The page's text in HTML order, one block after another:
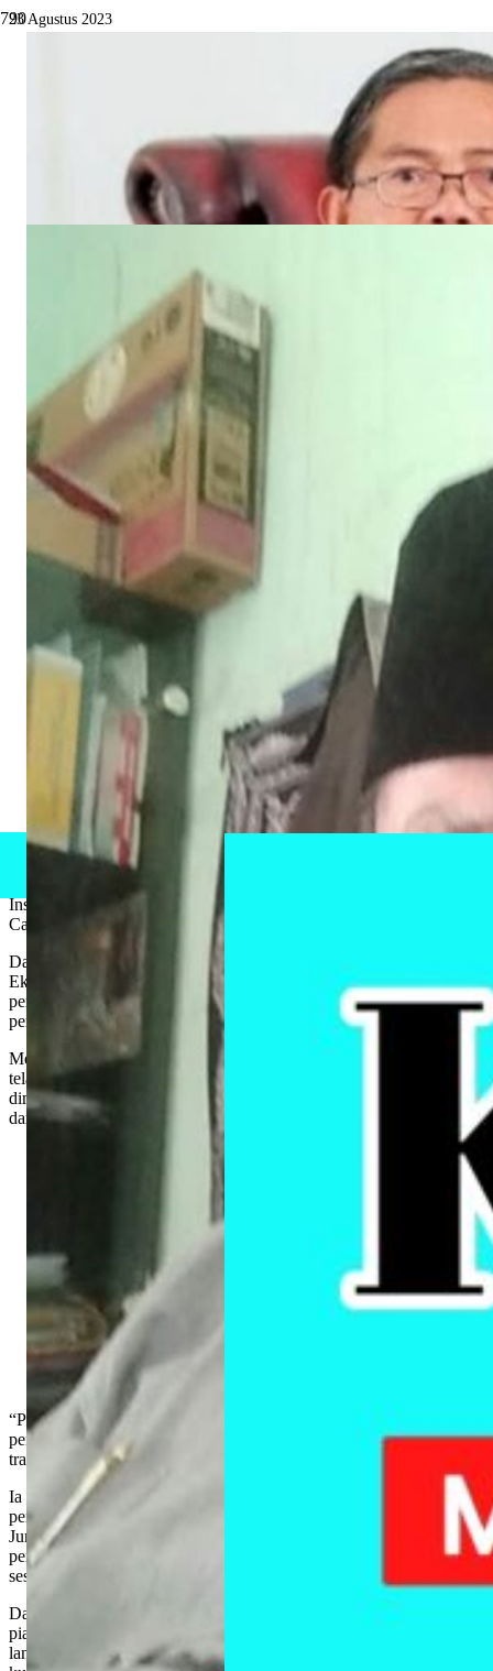
23 Agustus 2023
Buka Larwasda, Sekda Serahkan Piagam
Apresiasi Jangka Waktu Penyelesaian
Jateng – Bertempat di Ruang Penjawi Setda, Rabu (23/8), Sekretaris
Daerah Kabupaten Pati Jawa Tengah, Jumani, resmi membuka acara
Gelar Pengawasan Daerah Pemerintah Kabupaten Pati tahun 2023.
Turut hadir dalam kesempatan tersebut, Inspektur Provinsi Jateng,
Inspektur Kabupaten Pati, Kepala OPD, para Kepala Sekolah,
Camat, serta Kepala Desa, dan tamu undangan lainnya.
Dalam kesempatan tersebut Inspektur Daerah Kabupaten Pati Agus
Eko Wibowo menyampaikan laporan terkait informasi hasil
pembinaan dan pengawasan tahun 2022 serta tindak lanjut hasil
pemeriksaan daerah Kabupaten Pati tahun 2022.
Menurut Sekda Pati, semangat reformasi birokrasi di Kabupaten Pati
telah berjalan secara dinamis. Tentunya, imbuh Jumani, hal ini dapat
dimaknai sebagai upaya untuk membangun pemerintahan yang baik
dan bersih.
“Penyelenggaraan Larwasda ini harus kita jadikan sebagai hal yang
penting dan strategis, untuk membangun sistem pemerintahan yang
transparan,” ujar Jumani.
Ia pun menyampaikan bahwa salah satu kunci untuk
pengendaliannya adalah dengan pengawasan. Hal tersebut, menurut
Jumani, untuk memastikan agar penyelenggaraan pemerintahan serta
pembangunan daerah senantiasa sesuai dengan visi misi daerah dan
sesuai dengan aturan perundang-undangan.
Dalam kesempatan tersebut, Sekda juga menyerahkan apresiasi
piagam dari Pj Bupati Pati. Untuk jangka waktu penyelesaian tindak
lanjut tercepat dalam kategori OPD diraih Dispermades yakni dalam